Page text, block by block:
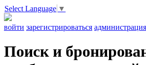
Select Language ▼
войти зарегистрироваться администрация
Поиск и